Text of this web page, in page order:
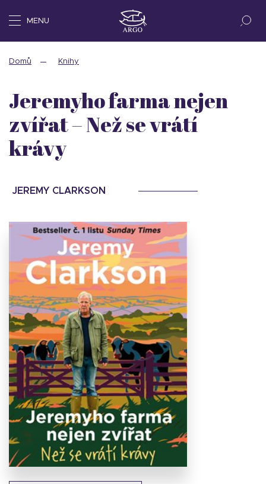
MENU
Domů Knihy
Jeremyho farma nejen
zvířat – Než se vrátí
krávy
JEREMY CLARKSON